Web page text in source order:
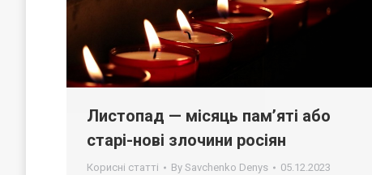
Листопад — місяць пам’яті або
старі-нові злочини росіян
Корисні статті By Savchenko Denys 05.12.2023